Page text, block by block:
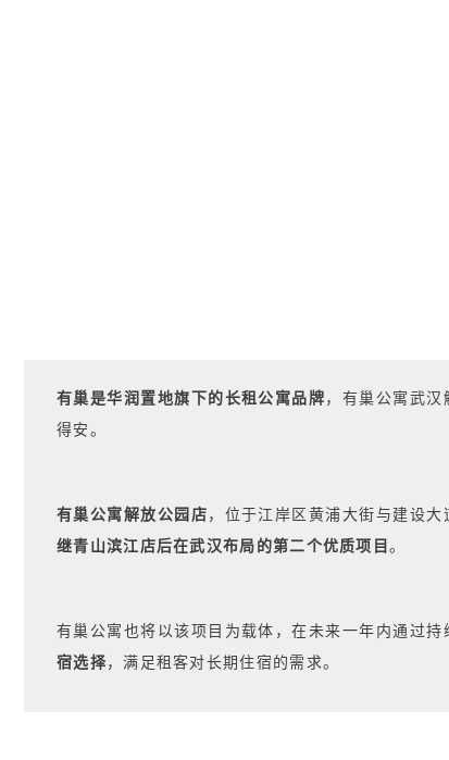
有巢是华润置地旗下的长租公寓品牌 ，有巢公寓武汉
得安。
有巢公寓解放公园店 ，位于江岸区黄浦大街与建设
继青山滨江店后在武汉布局的第二个优质项目 。
有巢公寓也将以该项目为载体，在未来一年内通过持
宿选择，满足租客对长期住宿的需求。